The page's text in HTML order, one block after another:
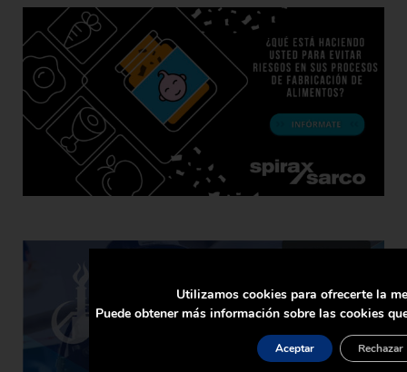
Utilizamos cookies para ofrecerte la
Puede obtener más información sobre las cookies
Aceptar Rechazar